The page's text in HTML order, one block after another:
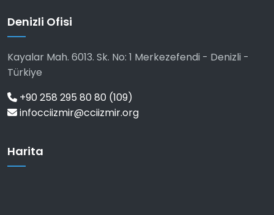
Denizli Ofisi
Kayalar Mah. 6013. Sk. No: 1 Merkezefendi - Denizli -
Türkiye
+90 258 295 80 80 (109)
infocciizmir@cciizmir.org
Harita